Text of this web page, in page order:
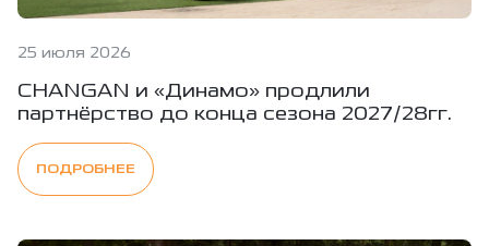
25 июля 2026
CHANGAN и «Динамо» продлили
партнёрство до конца сезона 2027/28гг.
ПОДРОБНЕЕ